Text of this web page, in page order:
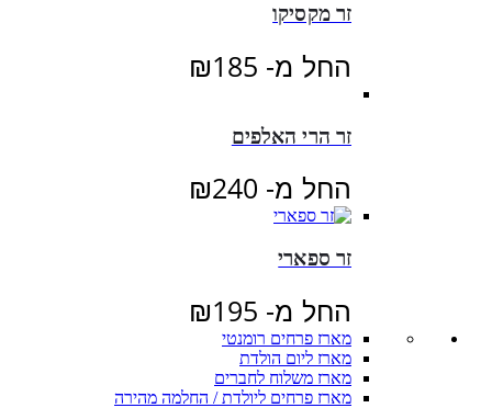
זר מקסיקו
החל מ- ₪185
זר הרי האלפים
החל מ- ₪240
זר ספארי
החל מ- ₪195
מארז פרחים רומנטי
מארז ליום הולדת
מארז משלוח לחברים
מארז פרחים ליולדת / החלמה מהירה